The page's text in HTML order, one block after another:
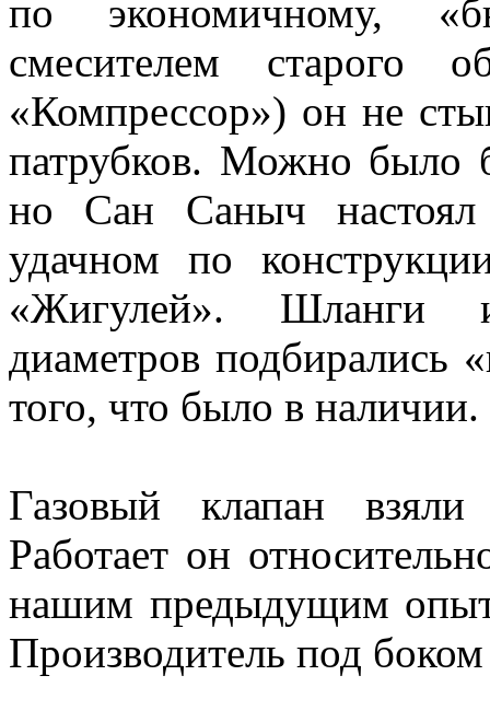
по экономичному,
смесителем старого
«Компрессор») он не
патрубков. Можно было
но Сан Саныч
удачном по
«Жигулей». Шланги
диаметров подбирались
того, что было в наличии.
Газовый клапан взяли
Работает он
нашим предыдущим
Производитель под